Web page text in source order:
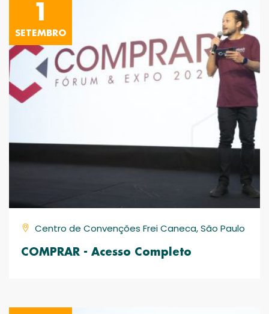
1
SETEMBRO
Centro de Convenções Frei Caneca, São Paulo
COMPRAR - Acesso Completo